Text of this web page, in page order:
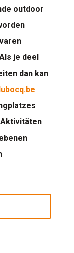
outdoor
je deel
dan kan